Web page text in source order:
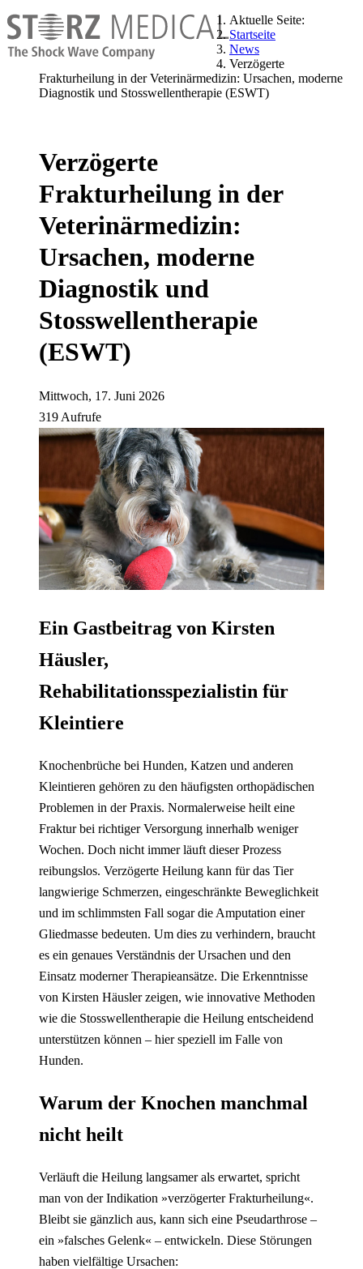
Aktuelle Seite:
Startseite
News
Verzögerte
Frakturheilung in der Veterinärmedizin: Ursachen, moderne
Diagnostik und Stosswellentherapie (ESWT)
Verzögerte
Frakturheilung in der
Veterinärmedizin:
Ursachen, moderne
Diagnostik und
Stosswellentherapie
(ESWT)
Mittwoch, 17. Juni 2026
319 Aufrufe
Ein Gastbeitrag von Kirsten
Häusler,
Rehabilitationsspezialistin für
Kleintiere
Knochenbrüche bei Hunden, Katzen und anderen
Kleintieren gehören zu den häufigsten orthopädischen
Problemen in der Praxis. Normalerweise heilt eine
Fraktur bei richtiger Versorgung innerhalb weniger
Wochen. Doch nicht immer läuft dieser Prozess
reibungslos. Verzögerte Heilung kann für das Tier
langwierige Schmerzen, eingeschränkte Beweglichkeit
und im schlimmsten Fall sogar die Amputation einer
Gliedmasse bedeuten. Um dies zu verhindern, braucht
es ein genaues Verständnis der Ursachen und den
Einsatz moderner Therapieansätze. Die Erkenntnisse
von Kirsten Häusler zeigen, wie innovative Methoden
wie die Stosswellentherapie die Heilung entscheidend
unterstützen können – hier speziell im Falle von
Hunden.
Warum der Knochen manchmal
nicht heilt
Verläuft die Heilung langsamer als erwartet, spricht
man von der Indikation »verzögerter Frakturheilung«.
Bleibt sie gänzlich aus, kann sich eine Pseudarthrose –
ein »falsches Gelenk« – entwickeln. Diese Störungen
haben vielfältige Ursachen: